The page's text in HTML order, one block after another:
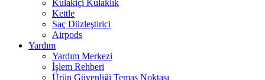
Kulakiçi Kulaklık
Kettle
Saç Düzleştirici
Airpods
Yardım
Yardım Merkezi
İşlem Rehberi
Ürün Güvenliği Temas Noktası